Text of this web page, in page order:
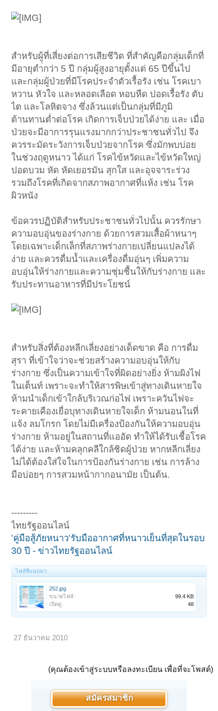
สำหรับผู้ที่เสี่ยงต่อการเสียชีวิต ที่สำคัญคือกลุ่มเด็กที่
มีอายุตำ่กว่า 5 ปี กลุ่มผู้สูงอายุตั้งแต่ 65 ปีขึ้นไป
และกลุ่มผู้ป่วยที่มีโรคประจำตัวเรื้อรัง เช่น โรคเบา
หวาน หัวใจ และหลอดเลือด หอบหืด ปอดเรื้อรัง ตับ
ไต และโลหิตจาง ซึ่งล้วนแต่เป็นกลุ่มที่มีภูมิ
ต้านทานต่ำต่อโรค เกิดการเจ็บป่วยได้ง่าย และ เมื่อ
ป่วยจะมีอาการรุนแรงมากกว่าประชาชนทั่วไป จึง
ควรระมัดระวังการเจ็บป่วยจากโรค ซึ่งมักพบบ่อย
ในช่วงฤดูหนาว ได้แก่ โรคไข้หวัดและไข้หวัดใหญ่
ปอดบวม หัด หัดเยอรมัน สุกใส และอุจจาระร่วง
รวมถึงโรคที่เกิดจากสภาพอากาศที่แห้ง เช่น โรค
ผิวหนัง
ข้อควรปฏิบัติสำหรับประชาชนทั่วไปนั้น ควรรักษา
ความอบอุ่นของร่างกาย ด้วยการสวมเสื้อผ้าหนาๆ
โดยเฉพาะเด็กเล็กที่สภาพร่างกายเปลี่ยนแปลงได้
ง่าย และควรดื่มน้ำและเครื่องดื่มอุ่นๆ เพิ่มความ
อบอุ่นให้ร่างกายและความชุ่มชื้นให้กับร่างกาย และ
รับประทานอาหารที่มีประโยชน์
สำหรับสิ่งที่ต้องหลีกเลี่ยงอย่างเด็ดขาด คือ การดื่ม
สุรา ที่เข้าใจว่าจะช่วยสร้างความอบอุ่นให้กับ
ร่างกาย ซึ่งเป็นความเข้าใจที่ผิดอย่างยิ่ง ห้ามผิงไฟ
ในเต็นท์ เพราะจะทำให้สารพิษเข้าสู่ทางเดินหายใจ
ห้ามนำเด็กเข้าใกล้บริเวณก่อไฟ เพราะควันไฟจะ
ระคายเคืองเยื่อบุทางเดินหายใจเด็ก ห้ามนอนในที่
แจ้ง ลมโกรก โดยไม่มีเครื่องป้องกันให้ความอบอุ่น
ร่างกาย ห้ามอยู่ในสถานที่แออัด ทำให้ได้รับเชื้อโรค
ได้ง่าย และห้ามคลุกคลีใกล้ชิดผู้ป่วย หากหลีกเลี่ยง
ไม่ได้ต้องใส่ใจในการป้องกันร่างกาย เช่น การล้าง
มือบ่อยๆ การสวมหน้ากากอนามัย เป็นต้น.
---------
ไทยรัฐออนไลน์
'คู่มือสู้ภัยหนาว'รับมืออากาศที่หนาวเย็นที่สุดในรอบ
30 ปี - ข่าวไทยรัฐออนไลน์
ไฟล์ที่แนบมา:
252.jpg
ขนาดไฟล์:
99.4 KB
เปิดดู:
48
27 ธันวาคม 2010
(คุณต้องเข้าสู่ระบบหรือลงทะเบียน เพื่อที่จะโพสต์)
สมัครสมาชิก